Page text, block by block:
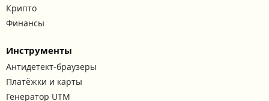
Крипто
Финансы
Инструменты
Антидетект-браузеры
Платёжки и карты
Генератор UTM